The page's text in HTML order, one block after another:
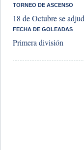
​TORNEO DE ASCENSO
18 de Octubre se
​FECHA DE GOLEADAS
Primera división